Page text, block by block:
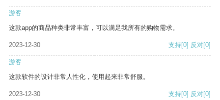
游客
这款app的商品种类非常丰富，可以满足我所有的购物需求。
2023-12-30 支持[0] 反对[0]
游客
这款软件的设计非常人性化，使用起来非常舒服。
2023-12-30 支持[0] 反对[0]